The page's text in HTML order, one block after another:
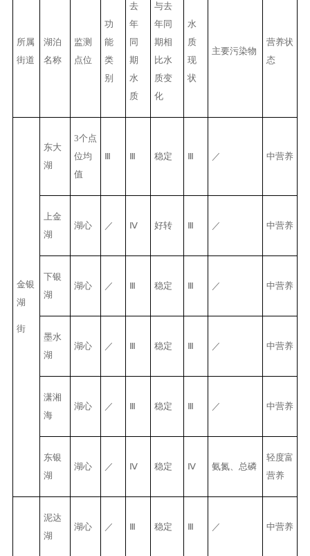
所属
街道
湖泊
名称
监测
点位
功
能
类
别
去
年
同
期
水
质
与去
年同
期相
比水
质变
化
水
质
现
状
主要污染物
营养状
态
金银
湖
街
东大
湖
3个点
位均
值
Ⅲ Ⅲ 稳定 Ⅲ ／ 中营养
上金
湖
湖心 ／ Ⅳ 好转 Ⅲ ／ 中营养
下银
湖
湖心 ／ Ⅲ 稳定 Ⅲ ／ 中营养
墨水
湖
湖心 ／ Ⅲ 稳定 Ⅲ ／ 中营养
潇湘
海
湖心 ／ Ⅲ 稳定 Ⅲ ／ 中营养
东银
湖
湖心 ／ Ⅳ 稳定 Ⅳ 氨氮、总磷
轻度富
营养
泥达
湖
湖心 ／ Ⅲ 稳定 Ⅲ ／ 中营养